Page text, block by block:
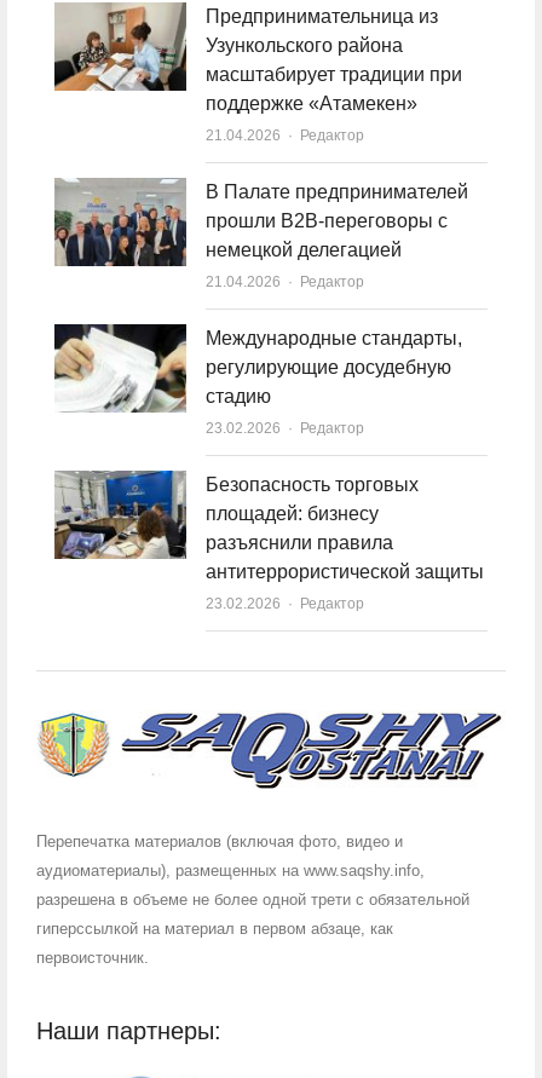
Предпринимательница из
Узункольского района
масштабирует традиции при
поддержке «Атамекен»
21.04.2026 Author
Редактор
В Палате предпринимателей
прошли B2B-переговоры с
немецкой делегацией
21.04.2026 Author
Редактор
Международные стандарты,
регулирующие досудебную
стадию
23.02.2026 Author
Редактор
Безопасность торговых
площадей: бизнесу
разъяснили правила
антитеррористической защиты
23.02.2026 Author
Редактор
Перепечатка материалов (включая фото, видео и
аудиоматериалы), размещенных на www.saqshy.info,
разрешена в объеме не более одной трети с обязательной
гиперссылкой на материал в первом абзаце, как
первоисточник.
Наши партнеры: